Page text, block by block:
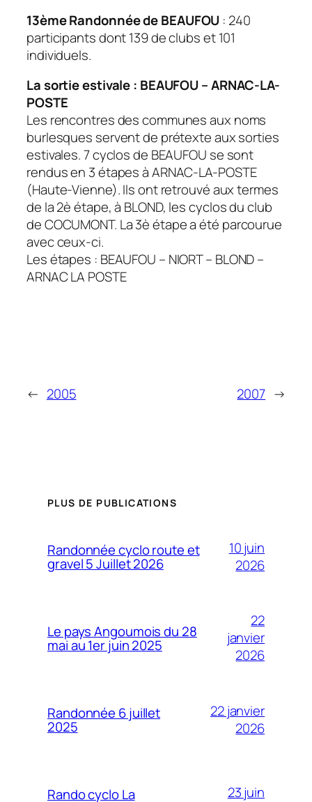
13ème Randonnée de BEAUFOU : 240
participants dont 139 de clubs et 101
individuels.
La sortie estivale : BEAUFOU – ARNAC-LA-
POSTE
Les rencontres des communes aux noms
burlesques servent de prétexte aux sorties
estivales. 7 cyclos de BEAUFOU se sont
rendus en 3 étapes à ARNAC-LA-POSTE
(Haute-Vienne). Ils ont retrouvé aux termes
de la 2è étape, à BLOND, les cyclos du club
de COCUMONT. La 3è étape a été parcourue
avec ceux-ci.
Les étapes : BEAUFOU – NIORT – BLOND –
ARNAC LA POSTE
← 2005 2007 →
PLUS DE PUBLICATIONS
Randonnée cyclo route et
gravel 5 Juillet 2026
10 juin
2026
Le pays Angoumois du 28
mai au 1er juin 2025
22
janvier
2026
Randonnée 6 juillet
2025
22 janvier
2026
Rando cyclo La
23 juin